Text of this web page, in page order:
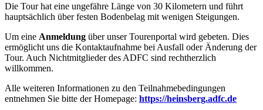
Die Tour hat eine ungefähre Länge von 30 Kilometern und führt
hauptsächlich über festen Bodenbelag mit wenigen Steigungen.
Um eine Anmeldung über unser Tourenportal wird gebeten. Dies
ermöglicht uns die Kontaktaufnahme bei Ausfall oder Änderung der
Tour. Auch Nichtmitglieder des ADFC sind rechtherzlich
willkommen.
Alle weiteren Informationen zu den Teilnahmebedingungen
entnehmen Sie bitte der Homepage: https://heinsberg.adfc.de